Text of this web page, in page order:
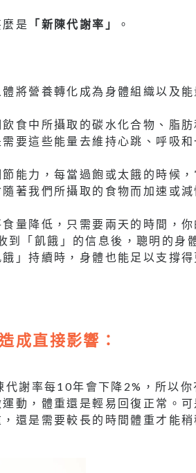
是 「新陳代謝率」 。
將營養轉化成為身體組織以及能
食中所攝取的碳水化合物、脂肪
要這些能量去維持心跳、呼吸和
能力，每當過飽或太餓的時候，
著我們所攝取的食物而加速或減
量降低，只需要兩天的時間，
「飢餓」的信息後，聰明的身
」持續時，身體也能足以支撐得
成直接影響：
謝率每10年會下降2%，所以
動，體重還是輕易回復正常。
還是需要較長的時間體重才能稍